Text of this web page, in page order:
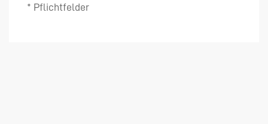
* Pflichtfelder